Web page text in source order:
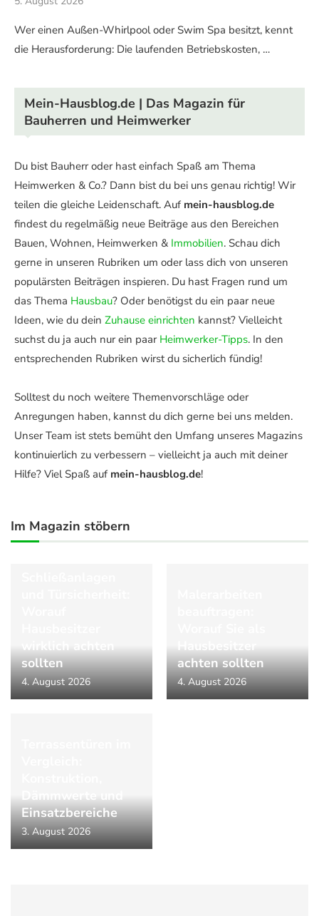
Wer einen Außen-Whirlpool oder Swim Spa besitzt, kennt
die Herausforderung: Die laufenden Betriebskosten, …
Mein-Hausblog.de | Das Magazin für
Bauherren und Heimwerker
Du bist Bauherr oder hast einfach Spaß am Thema
Heimwerken & Co.? Dann bist du bei uns genau richtig! Wir
teilen die gleiche Leidenschaft. Auf mein-hausblog.de
findest du regelmäßig neue Beiträge aus den Bereichen
Bauen, Wohnen, Heimwerken & Immobilien. Schau dich
gerne in unseren Rubriken um oder lass dich von unseren
populärsten Beiträgen inspieren. Du hast Fragen rund um
das Thema Hausbau? Oder benötigst du ein paar neue
Ideen, wie du dein Zuhause einrichten kannst? Vielleicht
suchst du ja auch nur ein paar Heimwerker-Tipps. In den
entsprechenden Rubriken wirst du sicherlich fündig!
Solltest du noch weitere Themenvorschläge oder
Anregungen haben, kannst du dich gerne bei uns melden.
Unser Team ist stets bemüht den Umfang unseres Magazins
kontinuierlich zu verbessern – vielleicht ja auch mit deiner
Hilfe? Viel Spaß auf mein-hausblog.de!
Im Magazin stöbern
wirklich achten
sollten
4. August 2026
Hausbesitzer
achten sollten
4. August 2026
Dämmwerte und
Einsatzbereiche
3. August 2026